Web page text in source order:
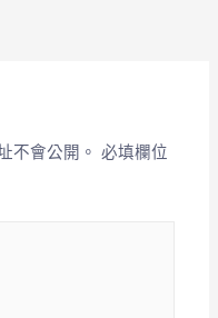
不會公開。 必填欄位